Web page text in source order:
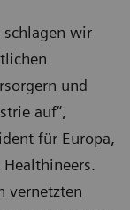
schlagen wir
und
auf“,
für Europa,
vernetzten